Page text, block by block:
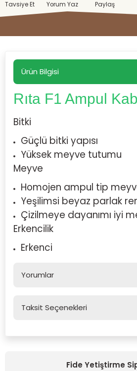
Tavsiye Et Yorum Yaz Paylaş
Ürün Bilgisi
Rıta F1 Ampul
Bitki
Güçlü bitki yapısı
Yüksek meyve tutumu
Meyve
Homojen ampul tip
Yeşilimsi beyaz parlak
Çizilmeye dayanımı iyi
Erkencilik
Erkenci
Yorumlar
Taksit Seçenekleri
Fide Yetiştirme